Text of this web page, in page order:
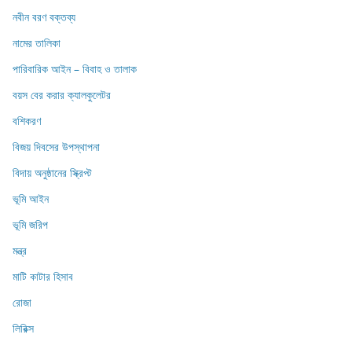
নবীন বরণ বক্তব্য
নামের তালিকা
পারিবারিক আইন – বিবাহ ও তালাক
বয়স বের করার ক্যালকুলেটর
বশিকরণ
বিজয় দিবসের উপস্থাপনা
বিদায় অনুষ্ঠানের স্ক্রিপ্ট
ভূমি আইন
ভূমি জরিপ
মন্ত্র
মাটি কাটার হিসাব
রোজা
লিরিক্স